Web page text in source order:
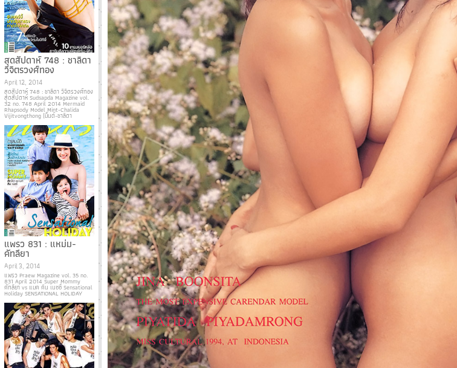
สุดสัปดาห์ 748 : ชาลิดา
วิจิตรวงศ์ทอง
April 12, 2014
สุดสัปดาห์ 748 : ชาลิดา วิจิตรวงศ์ทอง
สุดสัปดาห์ Sudsapda Magazine vol.
32 no. 748 April 2014 Mermaid
Rhapsody Model Mint-Chalida
Vijitvongthong (มิ้นต์-ชาลิดา
แพรว 831 : แหม่ม-
คัทลียา
April 3, 2014
แพรว Praew Magazine vol. 35 no.
831 April 2014 Super Mommy
คัทลียา vs แมค คิน เนซซี่ Sensational
Holiday SENSATIONAL HOLIDAY